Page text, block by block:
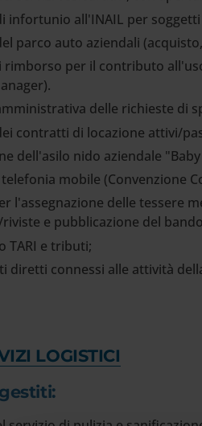
infortunio all'INAIL per
parco auto aziendali
rimborso per il contributo
delle richieste di
contratti di locazione attivi/
dell'asilo nido aziendale
mobile (Convenzione
l'assegnazione delle tessere
e pubblicazione del
TARI e tributi;
diretti connessi alle attività
LOGISTICI